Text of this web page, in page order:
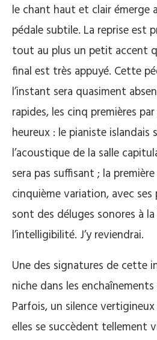
le chant haut et clair émerge
pédale subtile. La reprise est
tout au plus un petit accent
final est très appuyé. Cette
l’instant sera quasiment
rapides, les cinq premières par
heureux : le pianiste islandais
l’acoustique de la salle
sera pas suffisant ; la
cinquième variation, avec
sont des déluges sonores à
l’intelligibilité. J’y reviendrai.
Une des signatures de cette
niche dans les
Parfois, un silence vertigineux
elles se succèdent tellement